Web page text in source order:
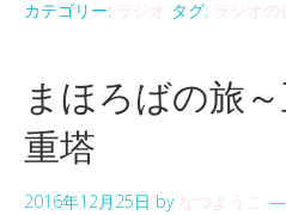
カテゴリー: ラジオ タグ: ラジオの
まほろばの旅
重塔
2016年12月25日 by なつようこ